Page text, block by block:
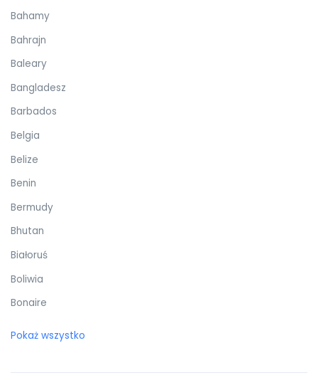
Bahamy
Bahrajn
Baleary
Bangladesz
Barbados
Belgia
Belize
Benin
Bermudy
Bhutan
Białoruś
Boliwia
Bonaire
Brazylia
Pokaż wszystko